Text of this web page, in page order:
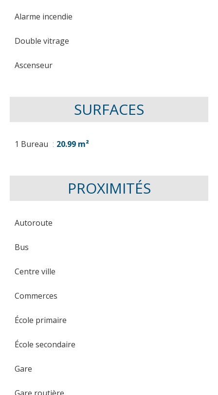
Alarme incendie
Double vitrage
Ascenseur
SURFACES
1 Bureau 20.99 m²
PROXIMITÉS
Autoroute
Bus
Centre ville
Commerces
École primaire
École secondaire
Gare